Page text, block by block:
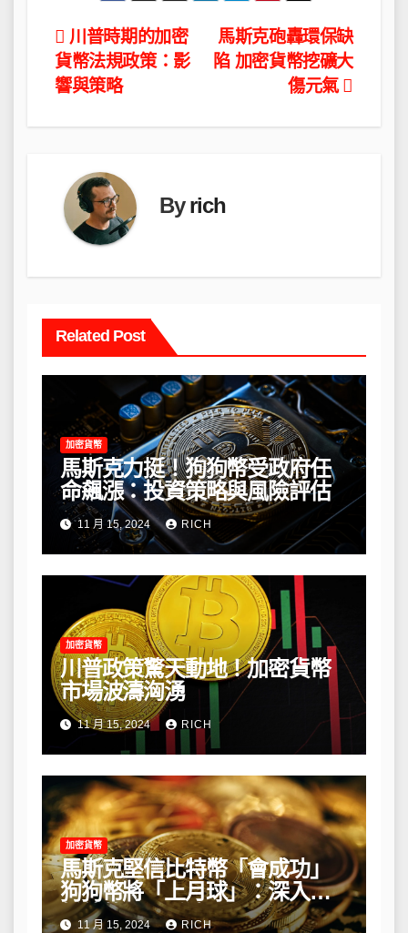
文
章
馬斯克砲轟環保缺
陷 加密貨幣挖礦大
傷元氣
川普時期的加密
貨幣法規政策：影
響與策略
Byrich
Related Post
加密貨幣
馬斯克力挺！狗狗幣受政府任
命飆漲：投資策略與風險評估
11 月 15, 2024 RICH
加密貨幣
川普政策驚天動地！加密貨幣
市場波濤洶湧
11 月 15, 2024 RICH
加密貨幣
馬斯克堅信比特幣「會成功」
狗狗幣將「上月球」：深入解
析他的長期看法
11 月 15, 2024 RICH